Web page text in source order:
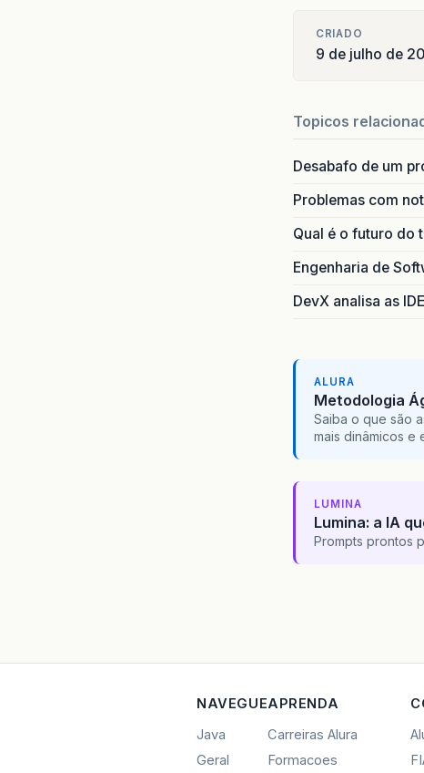
CRIADO
9 de julho de
Topicos
Desabafo de um
Problemas com
Qual é o futuro do
Engenharia de
DevX analisa as
ALURA
Metodologia
Saiba o que são
mais dinâmicos e
LUMINA
Lumina: a IA
Prompts prontos
NAVEGUE
Java
Geral
APRENDA
Carreiras Alura
Formacoes